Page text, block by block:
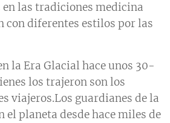
en las tradiciones medicina
con diferentes estilos por las
la Era Glacial hace unos 30-
los trajeron son los
viajeros.Los guardianes de la
planeta desde hace miles de